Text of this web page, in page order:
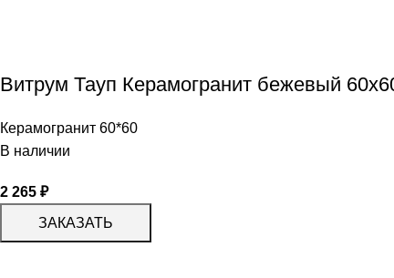
Витрум Тауп Керамогранит бежевый
Керамогранит 60*60
В наличии
2 265 ₽
ЗАКАЗАТЬ